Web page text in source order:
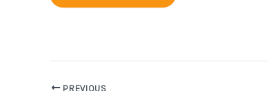
PREVIOUS